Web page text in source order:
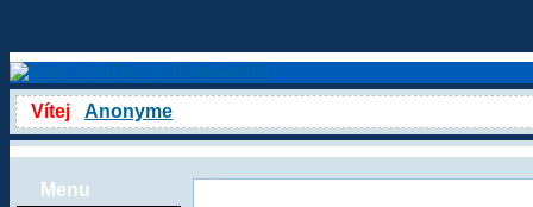
Vítej Anonyme
Menu